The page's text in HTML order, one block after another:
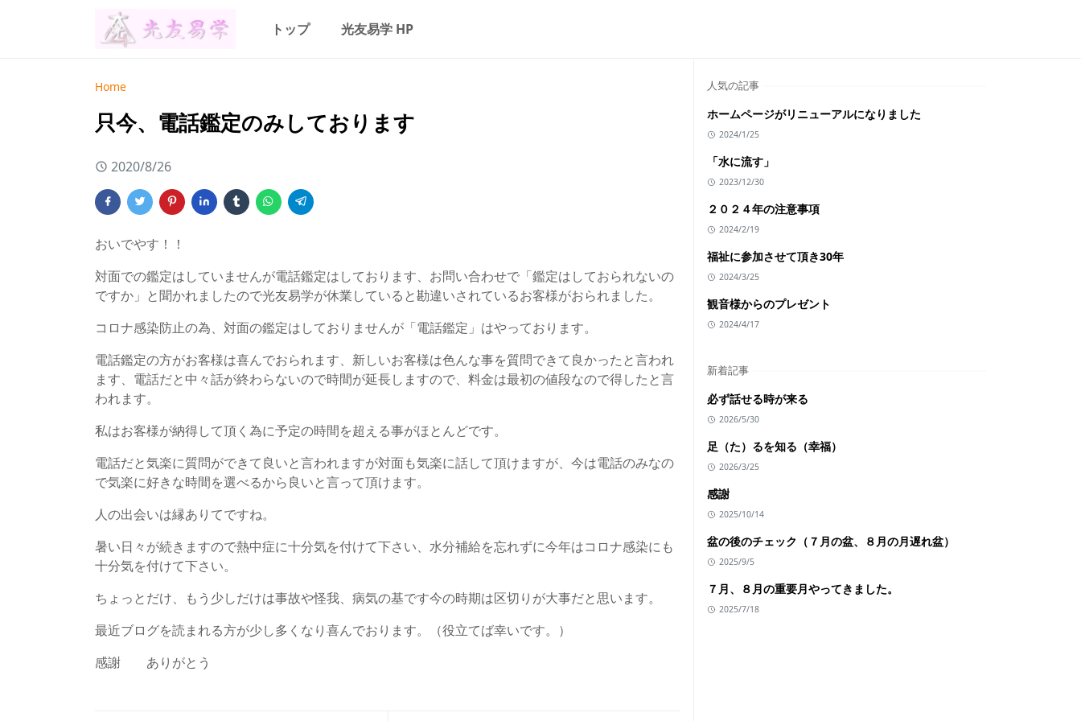
トップ 光友易学 HP
Home
只今、電話鑑定のみしております
2020/8/26
おいでやす！！
対面での鑑定はしていませんが電話鑑定はしております、お問い合わせで「鑑定はしておられないの
ですか」と聞かれましたので光友易学が休業していると勘違いされているお客様がおられました。
コロナ感染防止の為、対面の鑑定はしておりませんが「電話鑑定」はやっております。
電話鑑定の方がお客様は喜んでおられます、新しいお客様は色んな事を質問できて良かったと言われ
ます、電話だと中々話が終わらないので時間が延長しますので、料金は最初の値段なので得したと言
われます。
私はお客様が納得して頂く為に予定の時間を超える事がほとんどです。
電話だと気楽に質問ができて良いと言われますが対面も気楽に話して頂けますが、今は電話のみなの
で気楽に好きな時間を選べるから良いと言って頂けます。
人の出会いは縁ありてですね。
暑い日々が続きますので熱中症に十分気を付けて下さい、水分補給を忘れずに今年はコロナ感染にも
十分気を付けて下さい。
ちょっとだけ、もう少しだけは事故や怪我、病気の基です今の時期は区切りが大事だと思います。
最近ブログを読まれる方が少し多くなり喜んでおります。（役立てば幸いです。）
感謝 ありがとう
人気の記事
ホームページがリニューアルになりました
2024/1/25
「水に流す」
2023/12/30
２０２４年の注意事項
2024/2/19
福祉に参加させて頂き30年
2024/3/25
観音様からのプレゼント
2024/4/17
新着記事
必ず話せる時が来る
2026/5/30
足（た）るを知る（幸福）
2026/3/25
感謝
2025/10/14
盆の後のチェック（７月の盆、８月の月遅れ盆）
2025/9/5
７月、８月の重要月やってきました。
2025/7/18